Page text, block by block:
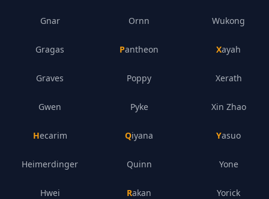
Gnar
Gragas
Graves
Gwen
Hecarim
Heimerdinger
Hwei
Ornn
Pantheon
Poppy
Pyke
Qiyana
Quinn
Rakan
Wukong
Xayah
Xerath
Xin Zhao
Yasuo
Yone
Yorick